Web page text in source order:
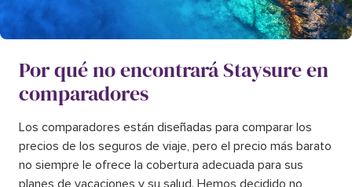
Por qué no encontrará Staysure en
comparadores
Los comparadores están diseñadas para comparar los
precios de los seguros de viaje, pero el precio más barato
no siempre le ofrece la cobertura adecuada para sus
planes de vacaciones y su salud. Hemos decidido no